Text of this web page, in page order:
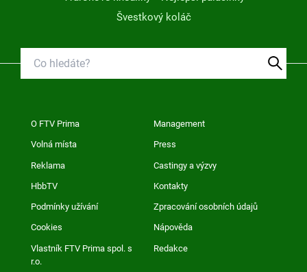
Švestkový koláč
O FTV Prima Management
Volná místa Press
Reklama Castingy a výzvy
HbbTV Kontakty
Podmínky užívání Zpracování osobních údajů
Cookies Nápověda
Vlastník FTV Prima spol. s
r.o.
Redakce